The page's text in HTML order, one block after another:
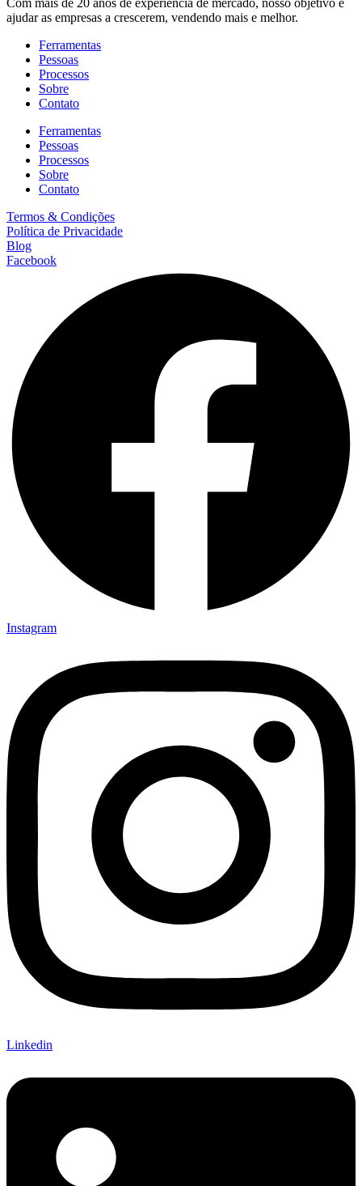
ajudar as empresas a crescerem, vendendo mais e melhor.
Ferramentas
Pessoas
Processos
Sobre
Contato
Ferramentas
Pessoas
Processos
Sobre
Contato
Termos & Condições
Política de Privacidade
Blog
Facebook
Instagram
Linkedin